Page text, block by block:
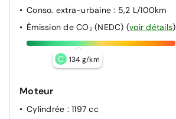
Conso. extra-urbaine: 5,2 L/100km
Émission de CO₂ (NEDC) (voir détails)
C 134 g/km
Moteur
Cylindrée : 1197 cc